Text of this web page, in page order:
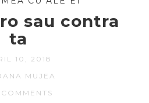
sau contra
ta
10, 2018
MUJEA